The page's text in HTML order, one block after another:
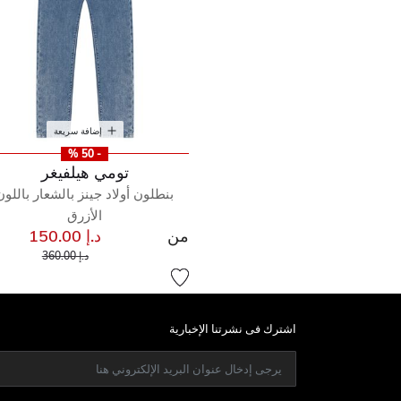
إضافة سريعة
- 50 %
تومي هيلفيغر
بنطلون أولاد جينز بالشعار
الأزرق
من د.إ 150.00
سعر مخفض من
د.إ 360.00 إلى
اشترك فى نشرتنا الإخبارية